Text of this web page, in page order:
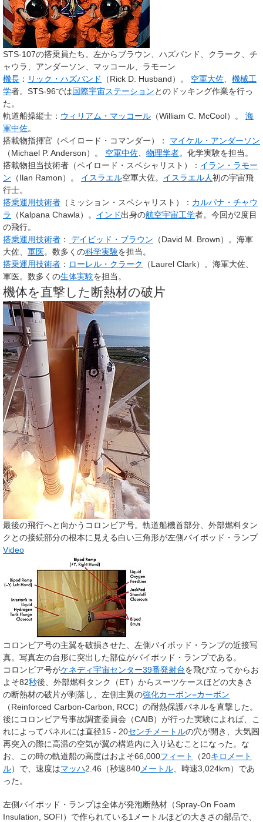
STS-107の搭乗員たち。左からブラウン、ハズバンド、クラーク、チ
ャウラ、アンダーソン、マッコール、ラモーン
機長 ： リック・ハズバンド （Rick D. Husband）。 空軍大佐
機械工
学者。STS-96では国際宇宙ステーションとのドッキング作業を行っ
た。
軌道船操縦士： ウィリアム・マッコール （William C. McCool）。 海
軍中佐。
搭載物指揮官（ペイロード・コマンダー）： マイケル・アンダーソン
（Michael P. Anderson）。 空軍中佐 物理学者。化学実験を担当。
搭載物担当技術者（ペイロード・スペシャリスト）： イラン・ラモー
ン （Ilan Ramon）。 イスラエル空軍大佐。 イスラエル人初の宇宙飛
行士。
搭乗運用技術者 （ミッション・スペシャリスト）： カルパナ・チャウ
ラ
（Kalpana Chawla）。 インド出身の航空宇宙工学者。今回が2度目
の飛行。
搭乗運用技術者 ： デイビッド・ブラウン （David M. Brown）。海軍
大佐、 軍医。数多くの科学実験を担当。
搭乗運用技術者 ： ローレル・クラーク
（Laurel Clark）。海軍大佐、
軍医。数多くの生体実験を担当。
機体を直撃した断熱材の破片
最後の飛行へと向かうコロンビア号。軌道船機首部分、外部燃料タン
クとの接続部分の根本に見える白い三角形が左側バイポッド・ランプ
Video
コロンビア号の主翼を破損させた、左側バイポッド・ランプの近接写
真。写真左の台形に突出した部位がバイポッド・ランプである。
コロンビア号がケネディ宇宙センター39番発射台を飛び立ってからお
よそ82秒後、外部燃料タンク（ET）からスーツケースほどの大きさ
の断熱材の破片が剥落し、左側主翼の強化カーボン=カーボン
（Reinforced Carbon-Carbon, RCC）の耐熱保護パネルを直撃した。
後にコロンビア号事故調査委員会（CAIB）が行った実験によれば、こ
れによってパネルには直径15 - 20センチメートルの穴が開き、大気圏
再突入の際に高温の空気が翼の構造内に入り込むことになった。な
お、この時の軌道船の高度はおよそ66,000フィート （20キロメート
ル）で、速度はマッハ2.46（秒速840 メートル 、時速3,024km）であ
った。
左側バイポッド・ランプは全体が発泡断熱材（Spray-On Foam
Insulation, SOFI）で作られている1メートルほどの大きさの部品で、